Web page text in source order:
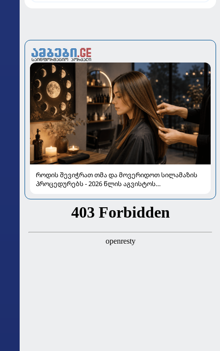
როდის შევიჭრათ თმა და მოვერიდოთ სილამაზის
პროცედურებს - 2026 წლის აგვისტოს